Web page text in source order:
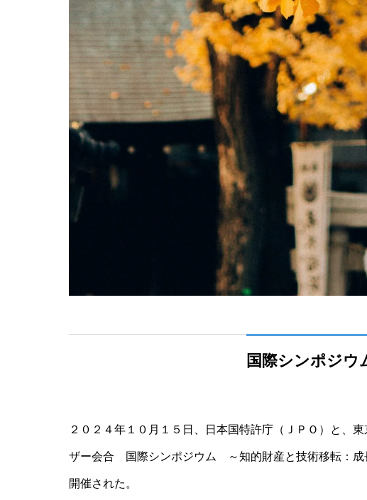
国際シンポジウ
２０２４年１０月１５日、日本国特許庁（ＪＰＯ）と、
ザー会合 国際シンポジウム ～知的財産と技術移転：成
開催された。